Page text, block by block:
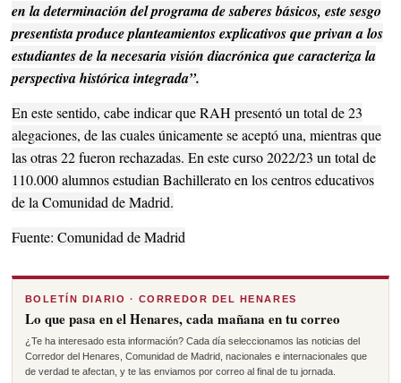
en la determinación del programa de saberes básicos, este sesgo
presentista produce planteamientos explicativos que privan a los
estudiantes de la necesaria visión diacrónica que caracteriza la
perspectiva histórica integrada”.
En este sentido, cabe indicar que RAH presentó un total de 23
alegaciones, de las cuales únicamente se aceptó una, mientras que
las otras 22 fueron rechazadas. En este curso 2022/23 un total de
110.000 alumnos estudian Bachillerato en los centros educativos
de la Comunidad de Madrid.
Fuente: Comunidad de Madrid
BOLETÍN DIARIO · CORREDOR DEL HENARES
Lo que pasa en el Henares, cada mañana en tu correo
¿Te ha interesado esta información? Cada día seleccionamos las noticias del
Corredor del Henares, Comunidad de Madrid, nacionales e internacionales que
de verdad te afectan, y te las enviamos por correo al final de tu jornada.